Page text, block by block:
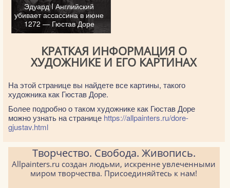
Эдуард I Английский
убивает ассассина в июне
1272 — Гюстав Доре
КРАТКАЯ ИНФОРМАЦИЯ О
ХУДОЖНИКЕ И ЕГО КАРТИНАХ
На этой странице вы найдете все картины, такого
художника как Гюстав Доре.
Более подробно о таком художнике как Гюстав Доре
можно узнать на странице https://allpainters.ru/dore-
gjustav.html
Творчество. Свобода. Живопись.
Allpainters.ru создан людьми, искренне увлеченными
миром творчества. Присоединяйтесь к нам!